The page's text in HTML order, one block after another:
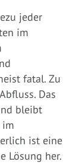
jeder
im
fatal. Zu
Das
bleibt
im
ist eine
Lösung her.